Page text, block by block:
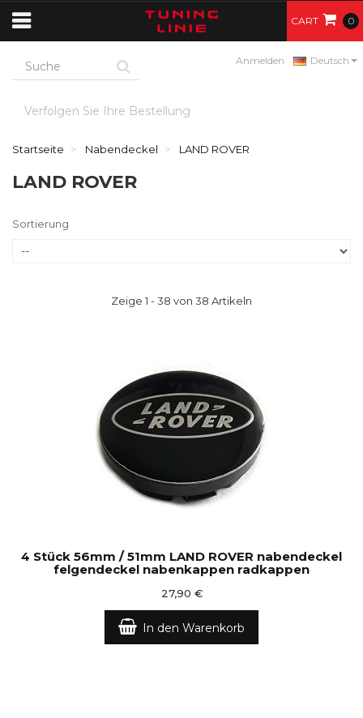
Anmelden Deutsch
CART 0
Verfolgen Sie Ihre Bestellung
Startseite Nabendeckel LAND ROVER
LAND ROVER
Sortierung
Zeige 1 - 38 von 38 Artikeln
4 Stück 56mm / 51mm LAND ROVER nabendeckel
felgendeckel nabenkappen radkappen
27,90 €
In den Warenkorb